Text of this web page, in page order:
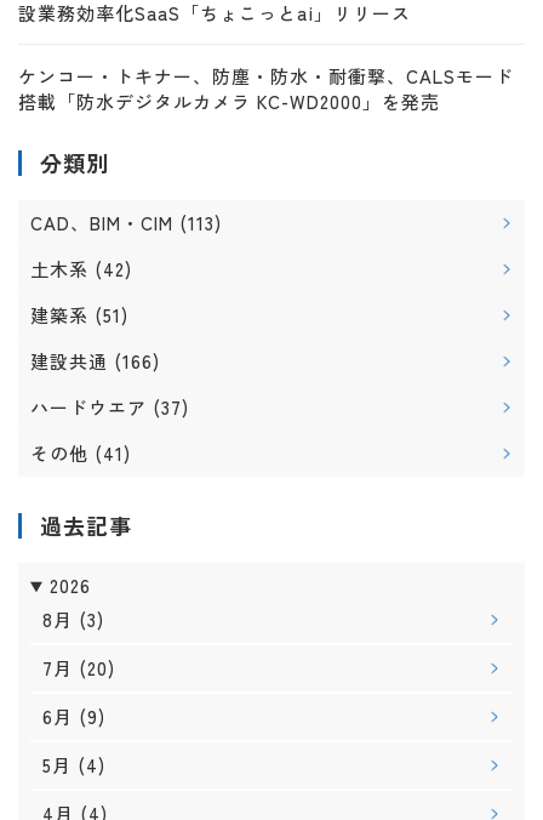
設業務効率化SaaS「ちょこっとai」リリース
ケンコー・トキナー、防塵・防水・耐衝撃、CALSモード
搭載「防水デジタルカメラ KC-WD2000」を発売
分類別
CAD、BIM・CIM (113)
土木系 (42)
建築系 (51)
建設共通 (166)
ハードウエア (37)
その他 (41)
過去記事
2026
8月 (3)
7月 (20)
6月 (9)
5月 (4)
4月 (4)